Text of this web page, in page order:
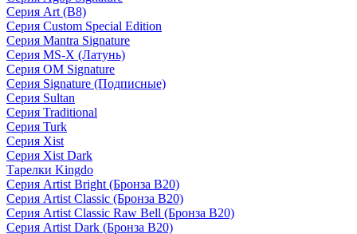
Серия Art (B8)
Серия Custom Special Edition
Серия Mantra Signature
Серия MS-X (Латунь)
Серия OM Signature
Серия Signature (Подписные)
Серия Sultan
Серия Traditional
Серия Turk
Серия Xist
Серия Xist Dark
Тарелки Kingdo
Серия Artist Bright (Бронза B20)
Серия Artist Classic (Бронза B20)
Серия Artist Classic Raw Bell (Бронза B20)
Серия Artist Dark (Бронза B20)